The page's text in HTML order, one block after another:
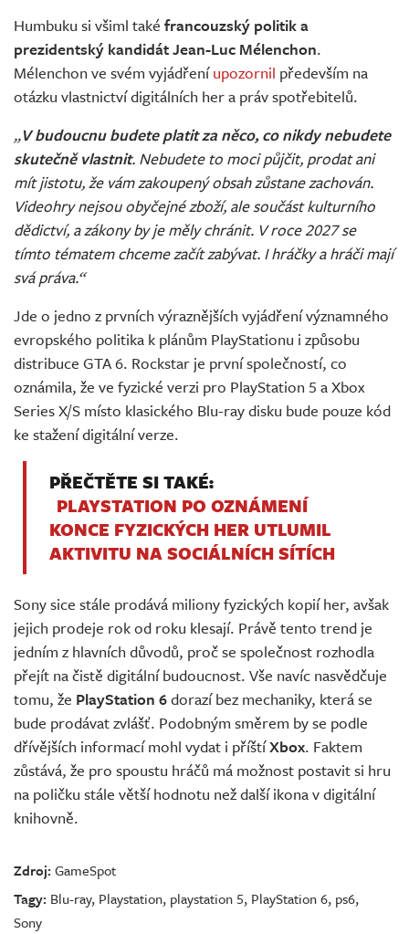
Humbuku si všiml také francouzský politik a
prezidentský kandidát Jean-Luc Mélenchon.
Mélenchon ve svém vyjádřeníupozornil především na
otázku vlastnictví digitálních her a práv spotřebitelů.
„V budoucnu budete platit za něco, co nikdy nebudete
skutečně vlastnit. Nebudete to moci půjčit, prodat ani
mít jistotu, že vám zakoupený obsah zůstane zachován.
Videohry nejsou obyčejné zboží, ale součást kulturního
dědictví, a zákony by je měly chránit. V roce 2027 se
tímto tématem chceme začít zabývat. I hráčky a hráči mají
svá práva.“
Jde o jedno z prvních výraznějších vyjádření významného
evropského politika k plánům PlayStationu i způsobu
distribuce GTA 6. Rockstar je první společností, co
oznámila, že ve fyzické verzi pro PlayStation 5 a Xbox
Series X/S místo klasického Blu-ray disku bude pouze kód
ke stažení digitální verze.
PŘEČTĚTE SI TAKÉ:
PLAYSTATION PO OZNÁMENÍ
KONCE FYZICKÝCH HER UTLUMIL
AKTIVITU NA SOCIÁLNÍCH SÍTÍCH
Sony sice stále prodává miliony fyzických kopií her, avšak
jejich prodeje rok od roku klesají. Právě tento trend je
jedním z hlavních důvodů, proč se společnost rozhodla
přejít na čistě digitální budoucnost. Vše navíc nasvědčuje
tomu, že PlayStation 6dorazí bez mechaniky, která se
bude prodávat zvlášť. Podobným směrem by se podle
dřívějších informací mohl vydat i příštíXbox. Faktem
zůstává, že pro spoustu hráčů má možnost postavit si hru
na poličku stále větší hodnotu než další ikona v digitální
knihovně.
Zdroj:GameSpot
Tagy: Blu-ray, Playstation, playstation 5, PlayStation 6, ps6,
Sony